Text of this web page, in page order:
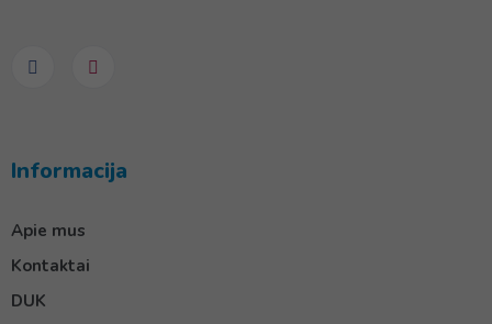
Informacija
Apie mus
Kontaktai
DUK